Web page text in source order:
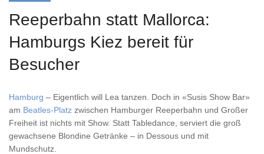
Reeperbahn statt Mallorca:
Hamburgs Kiez bereit für
Besucher
Hamburg – Eigentlich will Lea tanzen. Doch in «Susis Show Bar»
am Beatles-Platz zwischen Hamburger Reeperbahn und Großer
Freiheit ist nichts mit Show. Statt Tabledance, serviert die groß
gewachsene Blondine Getränke – in Dessous und mit
Mundschutz.